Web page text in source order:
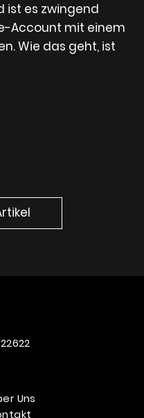
ist es zwingend
Account mit einem
Wie das geht, ist
Uns